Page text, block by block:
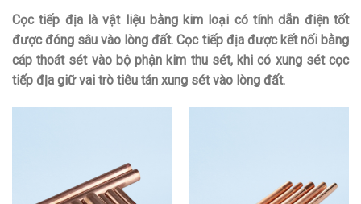
Cọc tiếp địa là vật liệu bằng kim loại có tính dẫn điện tốt
được đóng sâu vào lòng đất. Cọc tiếp địa được kết nối bằng
cáp thoát sét vào bộ phận kim thu sét, khi có xung sét cọc
tiếp địa giữ vai trò tiêu tán xung sét vào lòng đất.